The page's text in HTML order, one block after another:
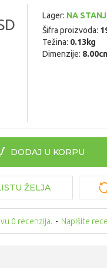
0 recenzija. - Napišite
Lager: NA
Šifra proizvoda:
Težina: 0.13kg
Dimenzije:
DODAJ U KORPU
ŽELJA